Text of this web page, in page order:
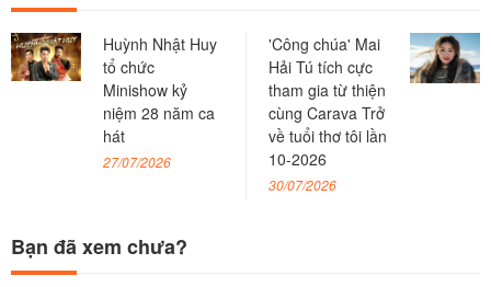
Huỳnh Nhật Huy
tổ chức
Minishow kỷ
niệm 28 năm ca
hát
27/07/2026
'Công chúa' Mai
Hải Tú tích cực
tham gia từ thiện
cùng Carava Trở
về tuổi thơ tôi lần
10-2026
30/07/2026
Bạn đã xem chưa?